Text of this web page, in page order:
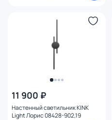
11 900 ₽
Настенный светильник KINK
Light Лорис 08428-902,19